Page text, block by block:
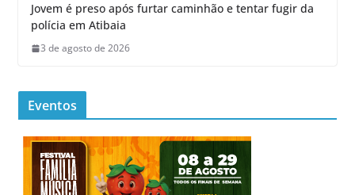
Jovem é preso após furtar caminhão e tentar fugir da
polícia em Atibaia
3 de agosto de 2026
Eventos